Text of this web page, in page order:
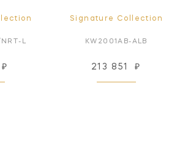
L
₽
Signature Collection
KW2001AB-ALB
213 851 ₽